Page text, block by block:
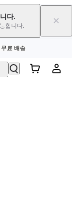
다.
합니다. ×
료 배송
| 무료 배송